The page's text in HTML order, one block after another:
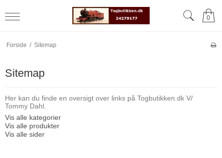
0
Forside / Sitemap
Sitemap
Her kan du finde en oversigt over links på Togbutikken.dk V/
Tommy Dahl.
Vis alle kategorier
Vis alle produkter
Vis alle sider